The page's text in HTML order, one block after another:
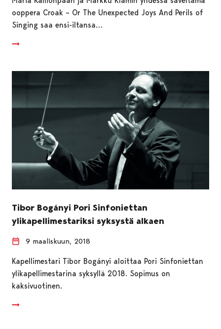
ooppera Croak – Or The Unexpected Joys And Perils of
Singing saa ensi-iltansa…
Tibor Bogányi Pori Sinfoniettan
ylikapellimestariksi syksystä alkaen
9 maaliskuun, 2018
Kapellimestari Tibor Bogányi aloittaa Pori Sinfoniettan
ylikapellimestarina syksyllä 2018. Sopimus on
kaksivuotinen.